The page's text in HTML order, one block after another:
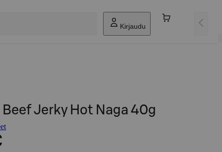
Kirjaudu
Jerky Hot Naga 40g